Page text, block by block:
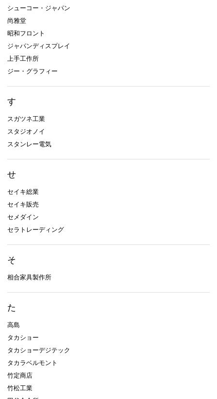
シューコー・ジャパン
尚雅堂
昭和フロント
ジャパンディスプレイ
上手工作所
ジー・グラフィー
す
スガツネ工業
スタジオノイ
スタンレー電気
せ
セイキ総業
セイキ販売
セメダイン
セラトレーディング
そ
相合家具製作所
た
高島
タカショー
タカショーデジテック
タカラベルモント
竹定商店
竹松工業